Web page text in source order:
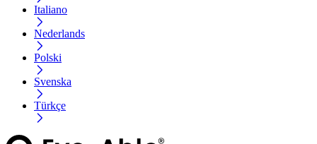
Italiano
Nederlands
Polski
Svenska
Türkçe